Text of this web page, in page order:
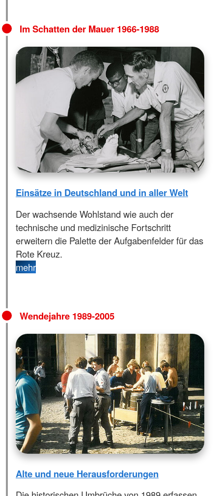
Im Schatten der Mauer 1966-1988
Einsätze in Deutschland und in aller Welt
Der wachsende Wohlstand wie auch der
technische und medizinische Fortschritt
erweitern die Palette der Aufgabenfelder für das
Rote Kreuz.
mehr
Wendejahre 1989-2005
Alte und neue Herausforderungen